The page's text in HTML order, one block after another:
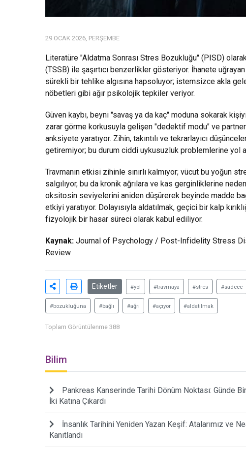
29 OCAK 2026, PERŞEMBE
Literatüre "Aldatma Sonrası Stres Bozukluğu" (PISD)
(TSSB) ile şaşırtıcı benzerlikler gösteriyor. İhanete
sürekli bir tehlike algısına hapsoluyor; istemsizce akla
nöbetleri gibi ağır psikolojik tepkiler veriyor.
Güven kaybı, beyni "savaş ya da kaç" moduna sokarak
zarar görme korkusuyla gelişen "dedektif modu" ve
anksiyete yaratıyor. Zihin, takıntılı ve tekrarlayıcı
getiremiyor; bu durum ciddi uykusuzluk problemlerine yol
Travmanın etkisi zihinle sınırlı kalmıyor; vücut bu yoğun
salgılıyor, bu da kronik ağrılara ve kas gerginliklerine
oksitosin seviyelerini aniden düşürerek beyinde madde
etkiyi yaratıyor. Dolayısıyla aldatılmak, geçici bir kalp
fizyolojik bir hasar süreci olarak kabul ediliyor.
Kaynak: Journal of Psychology / Post-Infidelity Stress
Review
Etiketler #yol #travmaya #stres #sadece
#bozukluğuna #bağlı #ağrı #açıyor #aldatılmak
Toplam Görüntülenme 388
Bilim
Pankreas Kanserinde Tarihi Dönüm Noktası: Günde
İki Katına Çıkardı
İnsanlık Tarihini Yeniden Yazan Keşif: Atalarımız ve
Kanıtlandı